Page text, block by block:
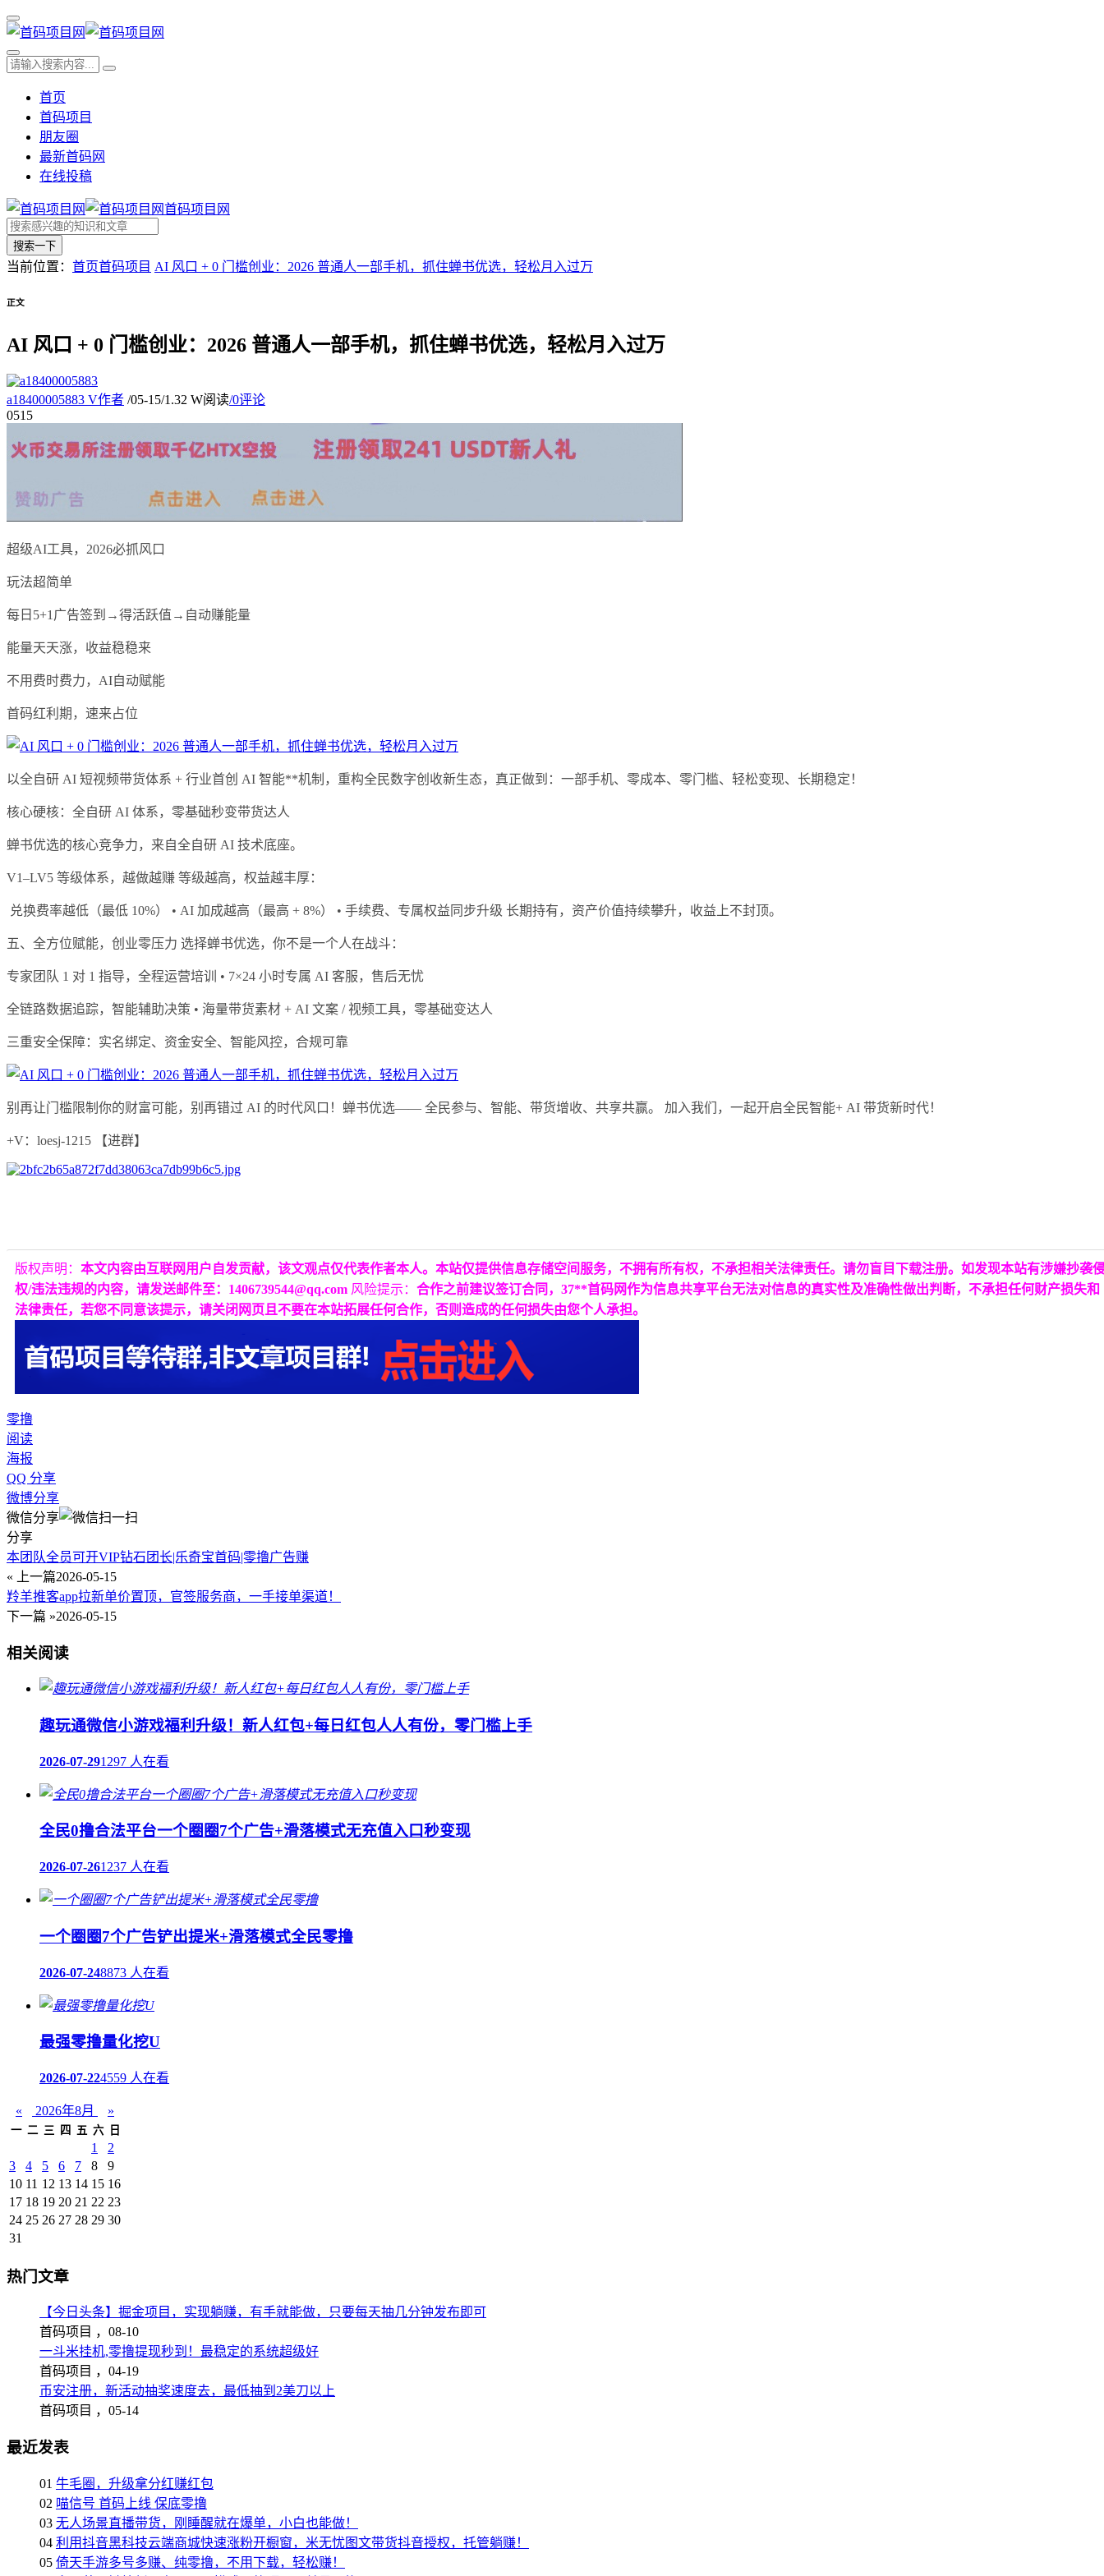
首页
首码项目
朋友圈
最新首码网
在线投稿
首码项目网
搜索一下
当前位置： 首页首码项目 AI 风口 + 0 门槛创业：2026 普通人一部手机，抓住蝉书优选，轻松月入过万
正文
AI 风口 + 0 门槛创业：2026 普通人一部手机，抓住蝉书优选，轻松月入过万
a18400005883 V作者 /05-15/1.32 W阅读/0评论
0515
超级AI工具，2026必抓风口
玩法超简单
每日5+1广告签到→得活跃值→自动赚能量
能量天天涨，收益稳稳来
不用费时费力，AI自动赋能
首码红利期，速来占位
以全自研 AI 短视频带货体系 + 行业首创 AI 智能**机制，重构全民数字创收新生态，真正做到：一部手机、零成本、零门槛、轻松变现、长期稳定！
核心硬核：全自研 AI 体系，零基础秒变带货达人
蝉书优选的核心竞争力，来自全自研 AI 技术底座。
V1–LV5 等级体系，越做越赚 等级越高，权益越丰厚：
兑换费率越低（最低 10%） • AI 加成越高（最高 + 8%） • 手续费、专属权益同步升级 长期持有，资产价值持续攀升，收益上不封顶。
五、全方位赋能，创业零压力 选择蝉书优选，你不是一个人在战斗：
专家团队 1 对 1 指导，全程运营培训 • 7×24 小时专属 AI 客服，售后无忧
全链路数据追踪，智能辅助决策 • 海量带货素材 + AI 文案 / 视频工具，零基础变达人
三重安全保障：实名绑定、资金安全、智能风控，合规可靠
别再让门槛限制你的财富可能，别再错过 AI 的时代风口！蝉书优选—— 全民参与、智能、带货增收、共享共赢。 加入我们，一起开启全民智能+ AI 带货新时代！
+V：loesj-1215 【进群】
版权声明： 本文内容由互联网用户自发贡献，该文观点仅代表作者本人。本站仅提供信息存储空间服务，不拥有所有权，不承担相关法律责任。请勿盲目下载注册。如发现本站有涉嫌抄袭
权/违法违规的内容，请发送邮件至：1406739544@qq.com 风险提示： 合作之前建议签订合同，37**首码网作为信息共享平台无法对信息的真实性及准确性做出判断，不承担任何财产损失和
法律责任，若您不同意该提示，请关闭网页且不要在本站拓展任何合作，否则造成的任何损失由您个人承担。
零撸
阅读
海报
QQ 分享
微博分享
微信分享
分享
本团队全员可开VIP钻石团长|乐奇宝首码|零撸广告赚
« 上一篇2026-05-15
羚羊推客app拉新单价置顶，官签服务商，一手接单渠道！
下一篇 »2026-05-15
相关阅读
趣玩通微信小游戏福利升级！新人红包+每日红包人人有份，零门槛上手
2026-07-291297 人在看
全民0撸合法平台一个圈圈7个广告+滑落模式无充值入口秒变现
2026-07-261237 人在看
一个圈圈7个广告铲出提米+滑落模式全民零撸
2026-07-248873 人在看
最强零撸量化挖U
2026-07-224559 人在看
« 2026年8月 »
一 二 三 四 五 六 日
1
2
3
4 5 6 7 8
9
10 11 12 13 14 15 16
17 18 19 20 21 22 23
24 25 26 27 28 29 30
31
热门文章
【今日头条】掘金项目，实现躺赚，有手就能做，只要每天抽几分钟发布即可
首码项目 ， 08-10
一斗米挂机,零撸提现秒到！最稳定的系统超级好
首码项目 ， 04-19
币安注册，新活动抽奖速度去，最低抽到2美刀以上
首码项目 ， 05-14
最近发表
01 牛毛圈，升级拿分红赚红包
02 喵信号 首码上线 保底零撸
03 无人场景直播带货，刚睡醒就在爆单，小白也能做！
04 利用抖音黑科技云端商城快速涨粉开橱窗，米无忧图文带货抖音授权，托管躺赚！
05 倚天手游多号多赚、纯零撸，不用下载，轻松赚！